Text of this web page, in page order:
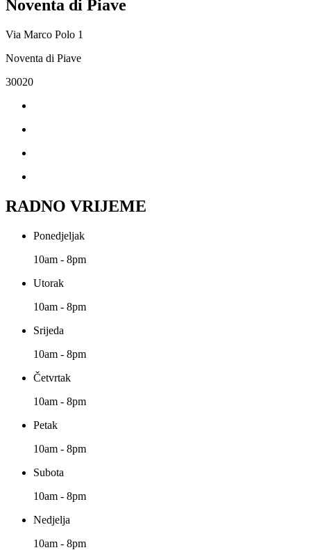
Noventa di Piave
Via Marco Polo 1
Noventa di Piave
30020
RADNO VRIJEME
Ponedjeljak
10am - 8pm
Utorak
10am - 8pm
Srijeda
10am - 8pm
Četvrtak
10am - 8pm
Petak
10am - 8pm
Subota
10am - 8pm
Nedjelja
10am - 8pm